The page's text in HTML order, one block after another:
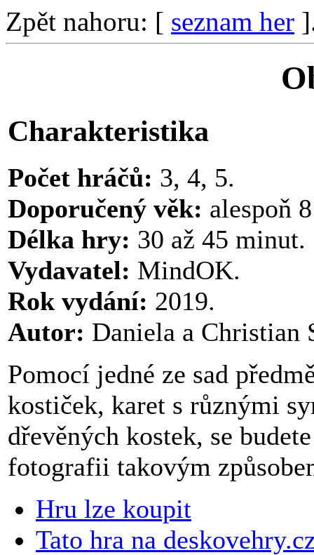
Zpět nahoru: [ seznam her
Charakteristika
Počet hráčů: 3, 4, 5.
Doporučený věk: alespoň
Délka hry: 30 až 45 minut.
Vydavatel: MindOK.
Rok vydání: 2019.
Autor: Daniela a Christian
Pomocí jedné ze sad
kostiček, karet s různými
dřevěných kostek, se
fotografii takovým
Hru lze koupit
Tato hra na